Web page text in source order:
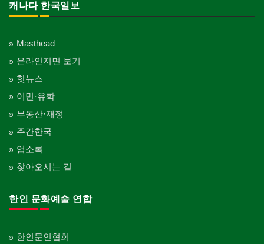
캐나다 한국일보
Masthead
온라인지면 보기
핫뉴스
이민·유학
부동산·재정
주간한국
업소록
찾아오시는 길
한인 문화예술 연합
한인문인협회